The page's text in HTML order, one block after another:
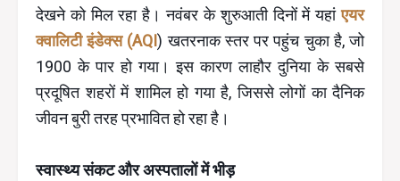
देखने को मिल रहा है। नवंबर के शुरुआती दिनों में यहांएयर
क्वालिटी इंडेक्स (AQI) खतरनाक स्तर पर पहुंच चुका है, जो
1900 के पार हो गया। इस कारण लाहौर दुनिया के सबसे
प्रदूषित शहरों में शामिल हो गया है, जिससे लोगों का दैनिक
जीवन बुरी तरह प्रभावित हो रहा है।
स्वास्थ्य संकट और अस्पतालों में भीड़